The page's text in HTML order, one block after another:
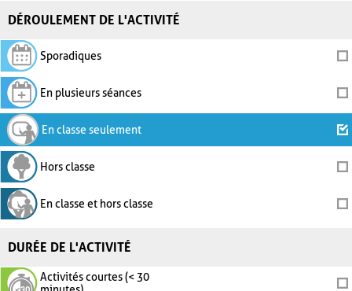
DÉROULEMENT DE L'ACTIVITÉ
Sporadiques
En plusieurs séances
En classe seulement
Hors classe
En classe et hors classe
DURÉE DE L'ACTIVITÉ
Activités courtes (< 30